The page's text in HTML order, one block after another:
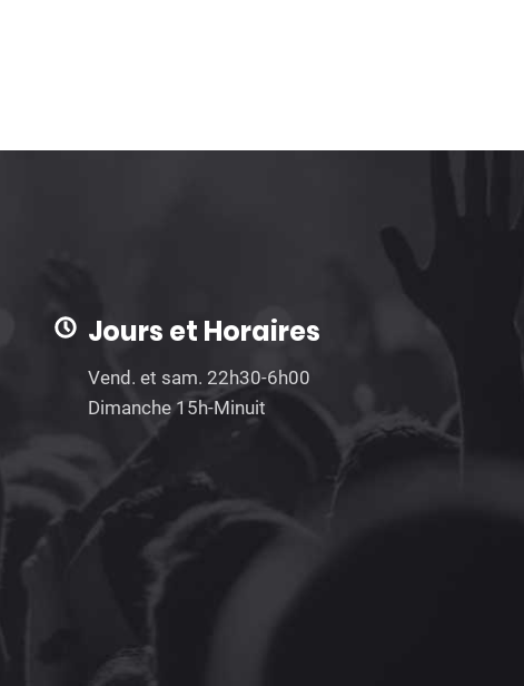
Jours et Horaires
Vend. et sam. 22h30-6h00
Dimanche 15h-Minuit